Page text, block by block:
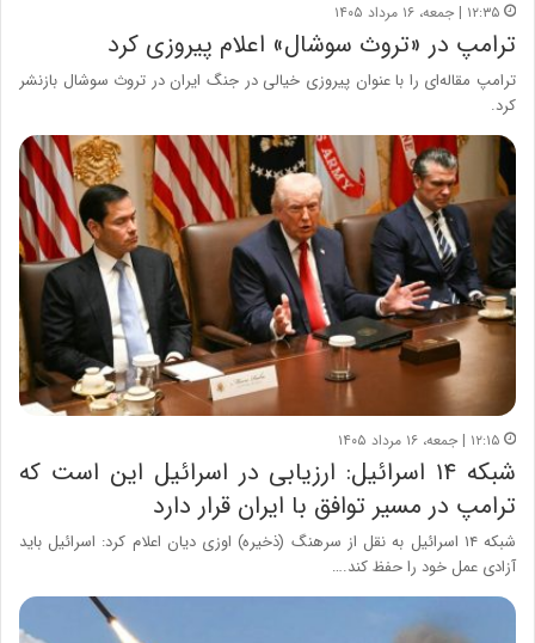
۱۲:۳۵ | جمعه، ۱۶ مرداد ۱۴۰۵
ترامپ در «تروث سوشال» اعلام پیروزی کرد
ترامپ مقاله‌ای را با عنوان پیروزی خیالی در جنگ ایران در تروث سوشال بازنشر
کرد.
۱۲:۱۵ | جمعه، ۱۶ مرداد ۱۴۰۵
شبکه ۱۴ اسرائیل: ارزیابی در اسرائیل این است که
ترامپ در مسیر توافق با ایران قرار دارد
شبکه ۱۴ اسرائیل به نقل از سرهنگ (ذخیره) اوزی دیان اعلام کرد: اسرائیل باید
آزادی عمل خود را حفظ کند.…